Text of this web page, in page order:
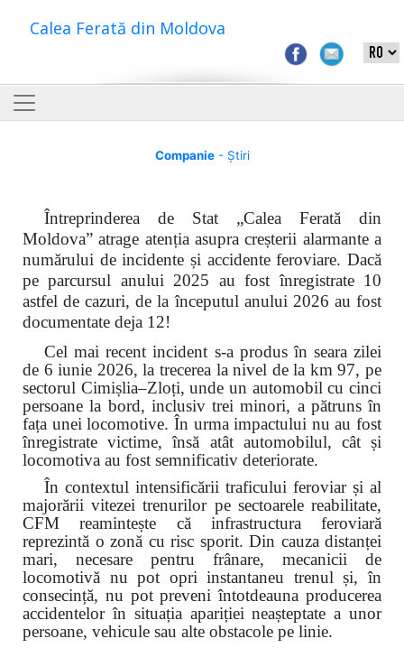
Calea Ferată din Moldova
Companie- Știri
Întreprinderea de Stat „Calea Ferată din
Moldova” atrage atenția asupra creșterii alarmante a
numărului de incidente și accidente feroviare. Dacă
pe parcursul anului 2025 au fost înregistrate 10
astfel de cazuri, de la începutul anului 2026 au fost
documentate deja 12!
Cel mai recent incident s-a produs în seara zilei
de 6 iunie 2026, la trecerea la nivel de la km 97, pe
sectorul Cimișlia–Zloți, unde un automobil cu cinci
persoane la bord, inclusiv trei minori, a pătruns în
fața unei locomotive. În urma impactului nu au fost
înregistrate victime, însă atât automobilul, cât și
locomotiva au fost semnificativ deteriorate.
În contextul intensificării traficului feroviar și al
majorării vitezei trenurilor pe sectoarele reabilitate,
CFM reamintește că infrastructura feroviară
reprezintă o zonă cu risc sporit. Din cauza distanței
mari, necesare pentru frânare, mecanicii de
locomotivă nu pot opri instantaneu trenul și, în
consecință, nu pot preveni întotdeauna producerea
accidentelor în situația apariției neașteptate a unor
persoane, vehicule sau alte obstacole pe linie.